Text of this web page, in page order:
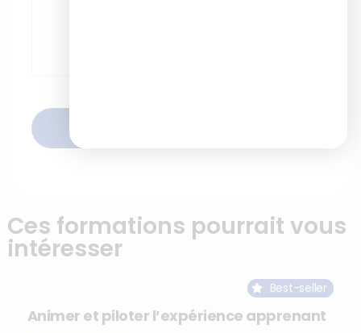
Ces formations pourrait vous
intéresser
Best-seller
Animer et piloter l’expérience apprenant